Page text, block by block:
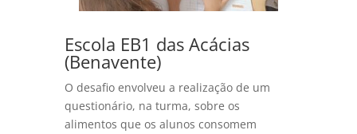
Escola EB1 das Acácias
(Benavente)
O desafio envolveu a realização de um
questionário, na turma, sobre os
alimentos que os alunos consomem